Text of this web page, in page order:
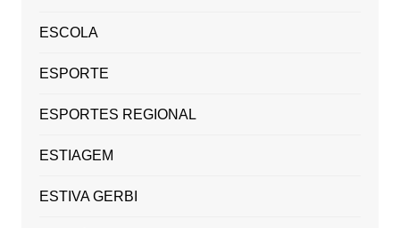
ESCOLA
ESPORTE
ESPORTES REGIONAL
ESTIAGEM
ESTIVA GERBI